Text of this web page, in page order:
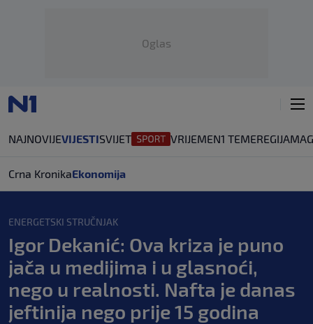
Oglas
NAJNOVIJEVIJESTISVIJET VRIJEMEN1 TEMEREGIJA
Crna KronikaEkonomija
ENERGETSKI STRUČNJAK
Igor Dekanić: Ova kriza je puno
jača u medijima i u glasnoći,
nego u realnosti. Nafta je danas
jeftinija nego prije 15 godina